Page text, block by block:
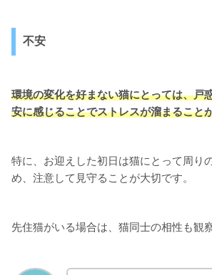
不安
環境の変化を好まない猫にとっては、戸
安に感じることでストレスが溜まること
特に、お迎えした初日は猫にとって周り
め、注意して見守ることが大切です。
先住猫がいる場合は、猫同士の相性も観